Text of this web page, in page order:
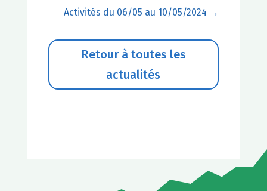
Activités du 06/05 au 10/05/2024 →
Retour à toutes les
actualités